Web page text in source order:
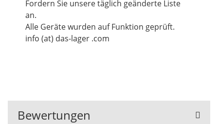
Fordern Sie unsere täglich geänderte Liste
an.
Alle Geräte wurden auf Funktion geprüft.
info (at) das-lager .com
Bewertungen